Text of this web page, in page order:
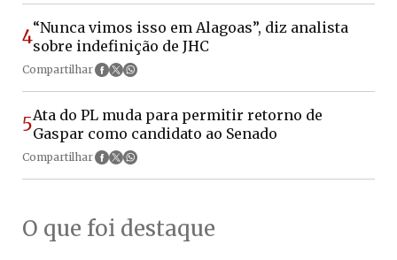
4“Nunca vimos isso em Alagoas”, diz analista
sobre indefinição de JHC
Compartilhar
5Ata do PL muda para permitir retorno de
Gaspar como candidato ao Senado
Compartilhar
O que foi destaque